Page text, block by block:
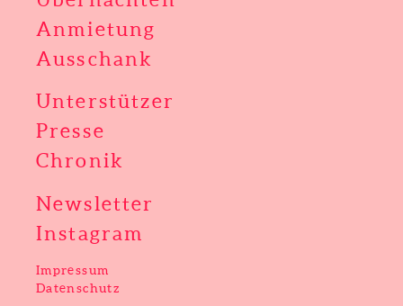
Anmietung
Ausschank
Unterstützer
Presse
Chronik
Newsletter
Instagram
Impressum
Datenschutz